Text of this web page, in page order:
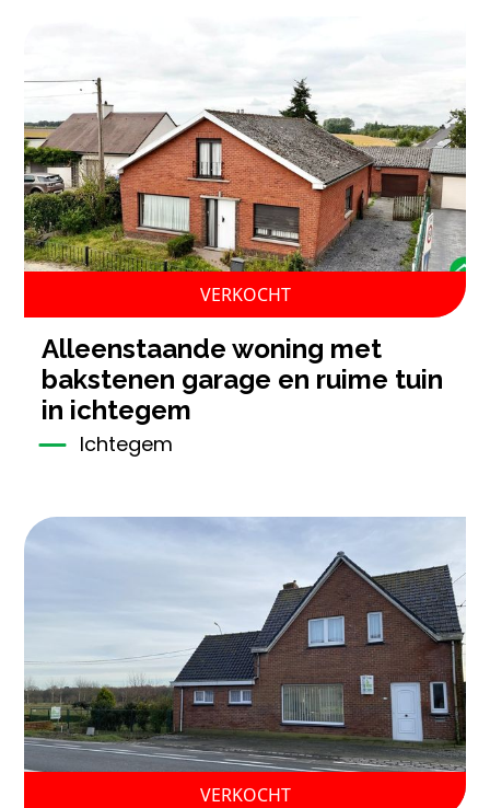
VERKOCHT
alleenstaande woning met
bakstenen garage en ruime tuin
in ichtegem
Ichtegem
VERKOCHT